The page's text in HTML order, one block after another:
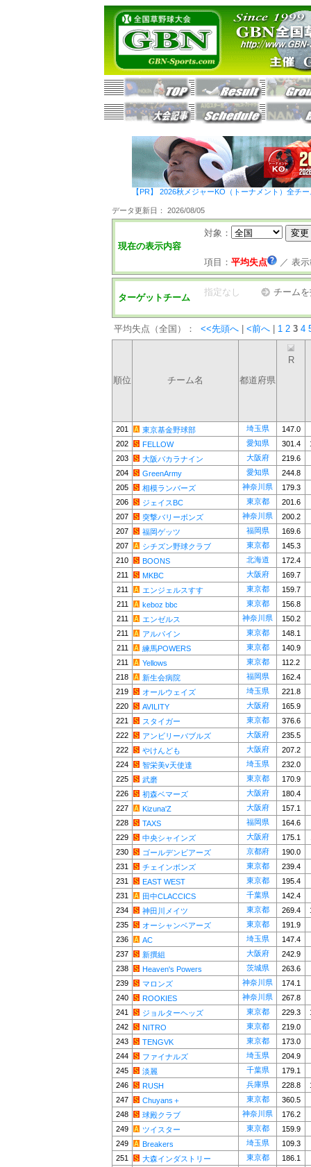
【PR】 2026秋メジャーKO（トーナメント）全チ
データ更新日： 2026/08/05
現在の表示内容
対象：
項目： 平均失点 ／ 表
ターゲットチーム
指定なし チーム
平均失点（全国）： <<先頭へ <前へ 1 2 3 4
順位 チーム名 都道府県
R
201 東京基金野球部 埼玉県
147.0
202
FELLOW 愛知県 301.4
203
大阪バカラナイン 大阪府
219.6
204
GreenArmy 愛知県
244.8
205
相模ランバーズ 神奈川県
179.3
206
ジェイスBC 東京都
201.6
207
突撃バリーボンズ 神奈川県
200.2
207
福岡ゲッツ 福岡県
169.6
207
シチズン野球クラブ 東京都
145.3
210
BOONS 北海道
172.4
211
MKBC 大阪府
169.7
211
エンジェルスすす 東京都
159.7
211
keboz bbc 東京都
156.8
211
エンゼルス 神奈川県
150.2
211
アルパイン 東京都
148.1
211
練馬POWERS 東京都
140.9
211
Yellows 東京都
112.2
218
新生会病院 福岡県
162.4
219
オールウェイズ 埼玉県
221.8
220
AVILITY 大阪府
165.9
221
スタイガー 東京都
376.6
222
アンビリーバブルズ 大阪府
235.5
222
やけんども 大阪府
207.2
224
智栄美v天使達 埼玉県
232.0
225
武磨 東京都
170.9
226
初森ベマーズ 大阪府
180.4
227
Kizuna'Z 大阪府
157.1
228
TAXS 福岡県
164.6
229
中央シャインズ 大阪府 175.1
230
ゴールデンビアーズ 京都府
190.0
231
チェインボンズ 東京都
239.4
231
EAST WEST 東京都
195.4
231
田中CLACCICS 千葉県
142.4
234
神田川メイツ 東京都 269.4
235
オーシャンベアーズ 東京都
191.9
236
AC 埼玉県
147.4
237
新撰組 大阪府
242.9
238
Heaven's Powers 茨城県
263.6
239
マロンズ 神奈川県
174.1
240
ROOKIES 神奈川県
267.8
241
ジョルターヘッズ 東京都 229.3
242
NITRO 東京都
219.0
243
TENGVK 東京都
173.0
244
ファイナルズ 埼玉県
204.9
245
淡麗 千葉県
179.1
246
RUSH 兵庫県 228.8
247
Chuyans＋ 東京都
360.5
248
球殿クラブ 神奈川県
176.2
249
ツイスター 東京都
159.9
249
Breakers 埼玉県
109.3
251
大森インダストリー 東京都
186.1